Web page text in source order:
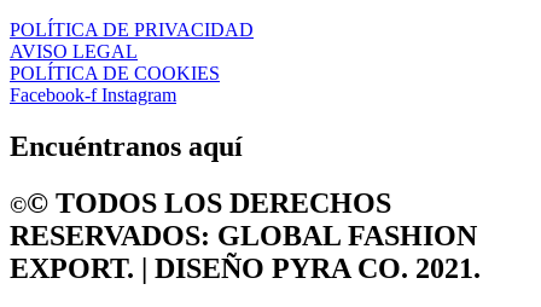
POLÍTICA DE PRIVACIDAD
AVISO LEGAL
POLÍTICA DE COOKIES
Facebook-f Instagram
Encuéntranos aquí
©️©️ TODOS LOS DERECHOS
RESERVADOS: GLOBAL FASHION
EXPORT. | DISEÑO PYRA CO. 2021.